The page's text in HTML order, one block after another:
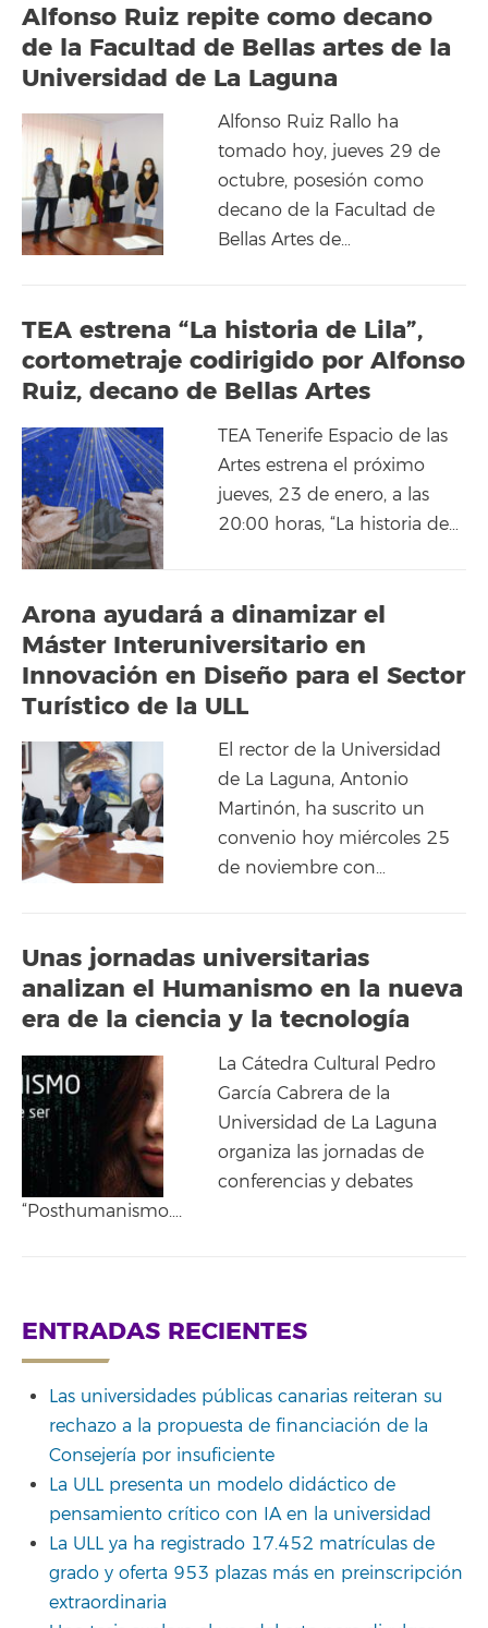
Alfonso Ruiz repite como decano
de la Facultad de Bellas artes de la
Universidad de La Laguna
Alfonso Ruiz Rallo ha
tomado hoy, jueves 29 de
octubre, posesión como
decano de la Facultad de
Bellas Artes de…
TEA estrena “La historia de Lila”,
cortometraje codirigido por Alfonso
Ruiz, decano de Bellas Artes
TEA Tenerife Espacio de las
Artes estrena el próximo
jueves, 23 de enero, a las
20:00 horas, “La historia de…
Arona ayudará a dinamizar el
Máster Interuniversitario en
Innovación en Diseño para el Sector
Turístico de la ULL
El rector de la Universidad
de La Laguna, Antonio
Martinón, ha suscrito un
convenio hoy miércoles 25
de noviembre con…
Unas jornadas universitarias
analizan el Humanismo en la nueva
era de la ciencia y la tecnología
La Cátedra Cultural Pedro
García Cabrera de la
Universidad de La Laguna
organiza las jornadas de
conferencias y debates
“Posthumanismo….
ENTRADAS RECIENTES
Las universidades públicas canarias reiteran su
rechazo a la propuesta de financiación de la
Consejería por insuficiente
La ULL presenta un modelo didáctico de
pensamiento crítico con IA en la universidad
La ULL ya ha registrado 17.452 matrículas de
grado y oferta 953 plazas más en preinscripción
extraordinaria